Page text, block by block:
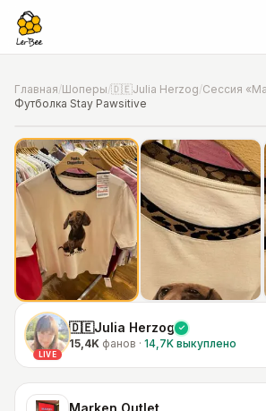
Главная/Шоперы/🇩🇪Julia Herzog/Сессия
Футболка Stay Pawsitive
📍Фото от шопера·Hannover
LIVE
🇩🇪Julia Herzog
15,4K фанов · 14,7K выкуплено